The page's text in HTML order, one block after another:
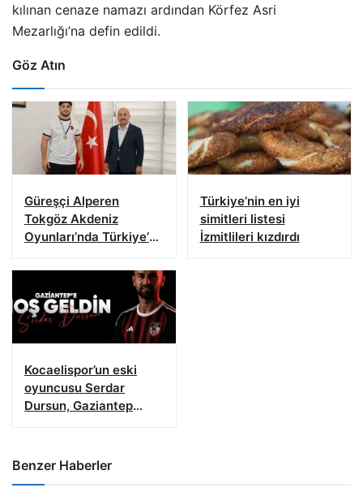
kılınan cenaze namazı ardından Körfez Asri
Mezarlığı’na defin edildi.
Göz Atın
Güreşçi Alperen
Tokgöz Akdeniz
Oyunları’nda Türkiye’yi
Türkiye’nin en iyi
simitleri listesi
İzmitlileri kızdırdı
Kocaelispor’un eski
oyuncusu Serdar
Dursun, Gaziantep
Benzer Haberler